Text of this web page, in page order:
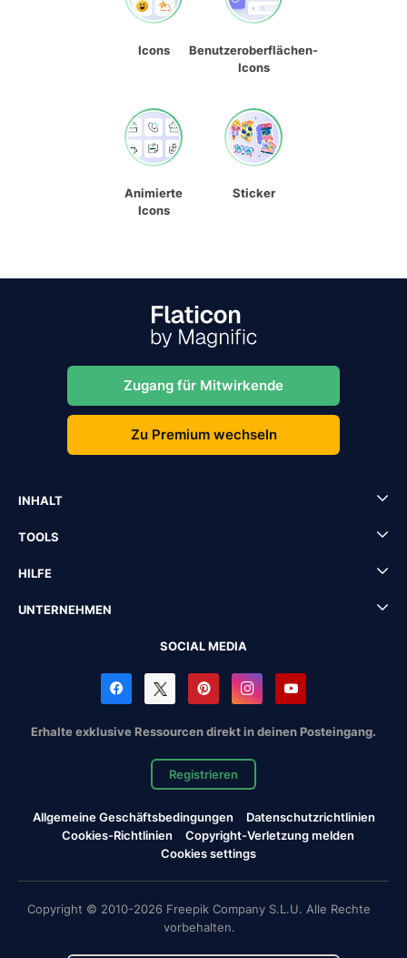
Icons
Benutzeroberflächen-
Icons
Animierte
Icons
Sticker
Zugang für Mitwirkende
Zu Premium wechseln
INHALT
TOOLS
HILFE
UNTERNEHMEN
SOCIAL MEDIA
Erhalte exklusive Ressourcen direkt in deinen Posteingang.
Registrieren
Allgemeine Geschäftsbedingungen
Datenschutzrichtlinien
Cookies-Richtlinien
Copyright-Verletzung melden
Cookies settings
Copyright © 2010-2026 Freepik Company S.L.U. Alle Rechte
vorbehalten.